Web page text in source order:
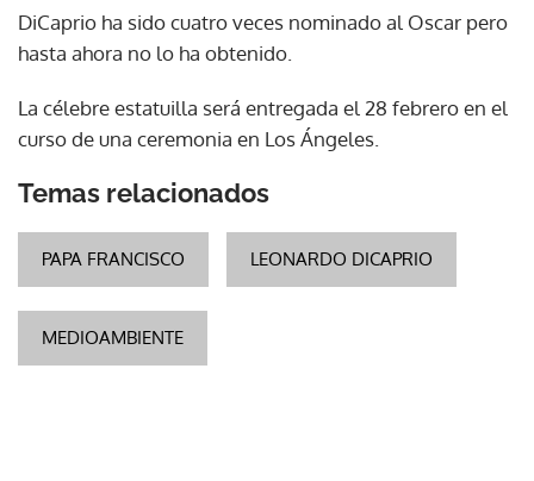
DiCaprio ha sido cuatro veces nominado al Oscar pero
hasta ahora no lo ha obtenido.
La célebre estatuilla será entregada el 28 febrero en el
curso de una ceremonia en Los Ángeles.
Temas relacionados
PAPA FRANCISCO LEONARDO DICAPRIO
MEDIOAMBIENTE